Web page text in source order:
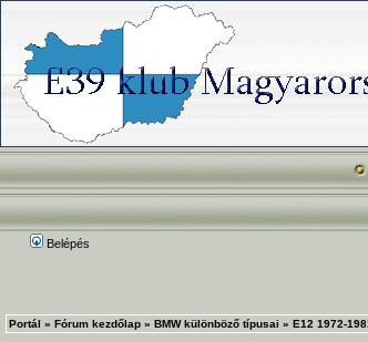
Belépés
Portál » Fórum kezdőlap » BMW különböző típusai » E12 1972-